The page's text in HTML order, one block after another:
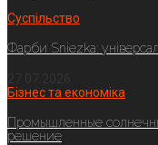
Суспільство
Фарби Sniezka:
Бізнес та економіка
Промышленные
решение